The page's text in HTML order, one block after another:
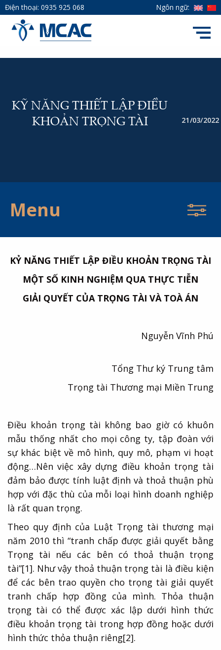
Điện thoại: 0935 925 068 Ngôn ngữ:
KỸ NĂNG THIẾT LẬP ĐIỀU
KHOẢN TRỌNG TÀI
21/03/2022
Menu
KỶ NĂNG THIẾT LẬP ĐIỀU KHOẢN TRỌNG TÀI
MỘT SỐ KINH NGHIỆM QUA THỰC TIỄN
GIẢI QUYẾT CỦA TRỌNG TÀI VÀ TOÀ ÁN
Nguyễn Vĩnh Phú
Tổng Thư ký Trung tâm
Trọng tài Thương mại Miền Trung
Điều khoản trọng tài không bao giờ có khuôn
mẫu thống nhất cho mọi công ty, tập đoàn với
sự khác biệt về mô hình, quy mô, phạm vi hoạt
động…Nên việc xây dựng điều khoản trọng tài
đảm bảo được tính luật định và thoả thuận phù
hợp với đặc thù của mỗi loại hình doanh nghiệp
là rất quan trọng.
Theo quy định của Luật Trọng tài thương mại
năm 2010 thì “tranh chấp được giải quyết bằng
Trọng tài nếu các bên có thoả thuận trọng
tài”[1]. Như vậy thoả thuận trọng tài là điều kiện
để các bên trao quyền cho trọng tài giải quyết
tranh chấp hợp đồng của mình. Thỏa thuận
trọng tài có thể được xác lập dưới hình thức
điều khoản trọng tài trong hợp đồng hoặc dưới
hình thức thỏa thuận riêng[2].